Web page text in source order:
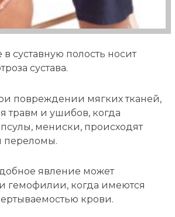
суставную полость носит
сустава.
повреждении мягких тканей,
травм и ушибов, когда
мениски, происходят
переломы.
явление может
гемофилии, когда имеются
крови.